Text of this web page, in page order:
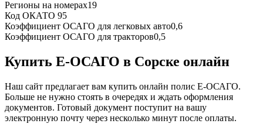
Регионы на номерах19
Код ОКАТО 95
Коэффициент ОСАГО для легковых авто0,6
Коэффициент ОСАГО для тракторов0,5
Купить Е-ОСАГО в Сорске онлайн
Наш сайт предлагает вам купить онлайн полис Е-ОСАГО.
Больше не нужно стоять в очередях и ждать оформления
документов. Готовый документ поступит на вашу
электронную почту через несколько минут после оплаты.